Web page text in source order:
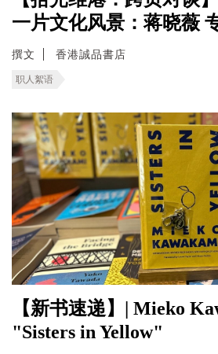
一片文化风景：蒋晓薇
撰文 香港誠品書店
职人絮语
【新书速递】| Mieko
"Sisters in Yellow"